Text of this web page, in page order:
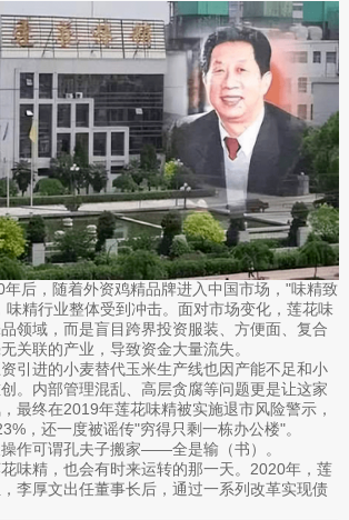
后，随着外资鸡精品牌进入中国市场，"味精致
味精行业整体受到冲击。面对市场变化，莲花味
领域，而是盲目跨界投资服装、方便面、复合
关联的产业，导致资金大量流失。
引进的小麦替代玉米生产线也因产能不足和小
。内部管理混乱、高层贪腐等问题更是让这家
最终在2019年莲花味精被实施退市风险警示，
，还一度被谣传"穷得只剩一栋办公楼"。
作可谓孔夫子搬家——全是输（书）。
味精，也会有时来运转的那一天。2020年，莲
李厚文出任董事长后，通过一系列改革实现债